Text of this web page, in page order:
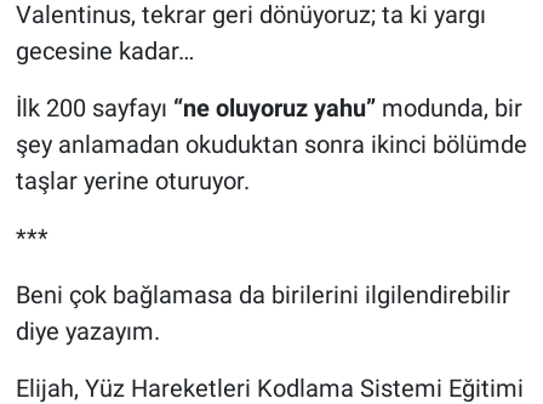
Valentinus, tekrar geri dönüyoruz; ta ki yargı
gecesine kadar…
İlk 200 sayfayı “ne oluyoruz yahu”modunda, bir
şey anlamadan okuduktan sonra ikinci bölümde
taşlar yerine oturuyor.
***
Beni çok bağlamasa da birilerini ilgilendirebilir
diye yazayım.
Elijah, Yüz Hareketleri Kodlama Sistemi Eğitimi